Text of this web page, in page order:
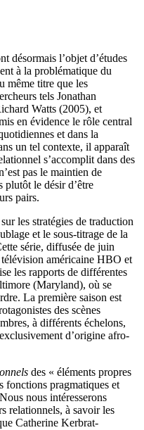
désormais l’objet d’études
à la problématique du
même titre que les
tels Jonathan
Watts (2005), et
en évidence le rôle central
et dans la
un tel contexte, il apparaît
s’accomplit dans des
pas le maintien de
plutôt le désir d’être
pairs.
les stratégies de traduction
et le sous-titrage de la
série, diffusée de juin
américaine HBO et
les rapports de différentes
(Maryland), où se
La première saison est
des scènes
à différents échelons,
d’origine afro-
des « éléments propres
fonctions pragmatiques et
nous intéresserons
relationnels, à savoir les
Catherine Kerbrat-